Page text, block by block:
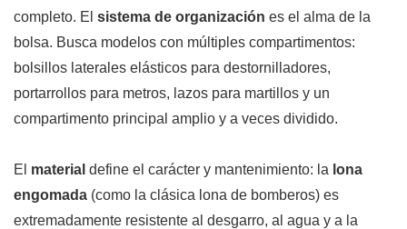
completo. El sistema de organización es el alma de la
bolsa. Busca modelos con múltiples compartimentos:
bolsillos laterales elásticos para destornilladores,
portarrollos para metros, lazos para martillos y un
compartimento principal amplio y a veces dividido.
El material define el carácter y mantenimiento: la lona
engomada (como la clásica lona de bomberos) es
extremadamente resistente al desgarro, al agua y a la